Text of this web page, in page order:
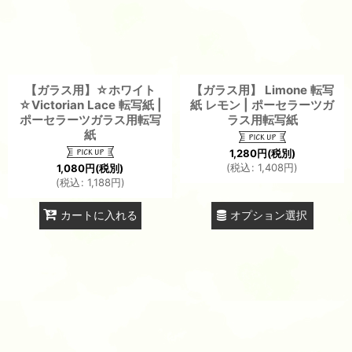
【ガラス用】☆ホワイト
☆Victorian Lace 転写紙 |
ポーセラーツガラス用転写
紙
1,080円(税別)
(税込: 1,188円)
カートに入れる
【ガラス用】 Limone 転写
紙 レモン | ポーセラーツガ
ラス用転写紙
1,280円(税別)
(税込: 1,408円)
オプション選択